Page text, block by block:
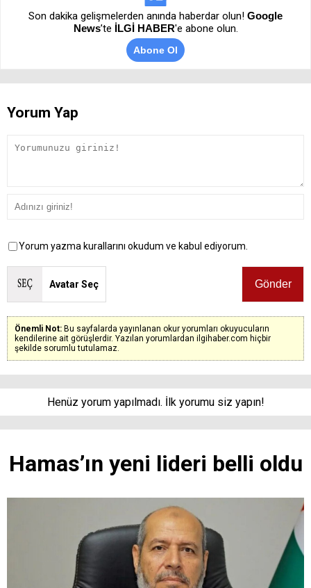
Son dakika gelişmelerden anında haberdar olun! Google
News’te İLGİ HABER'e abone olun.
Abone Ol
Yorum Yap
Yorum yazma kurallarını okudum ve kabul ediyorum.
Avatar Seç
Önemli Not: Bu sayfalarda yayınlanan okur yorumları okuyucuların
kendilerine ait görüşlerdir. Yazılan yorumlardan ilgihaber.com hiçbir
şekilde sorumlu tutulamaz.
Henüz yorum yapılmadı. İlk yorumu siz yapın!
Hamas’ın yeni lideri belli oldu